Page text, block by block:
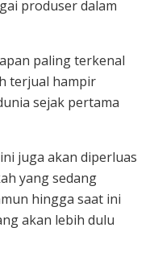
produser dalam
paling terkenal
terjual hampir
sejak pertama
juga akan diperluas
yang sedang
hingga saat ini
akan lebih dulu